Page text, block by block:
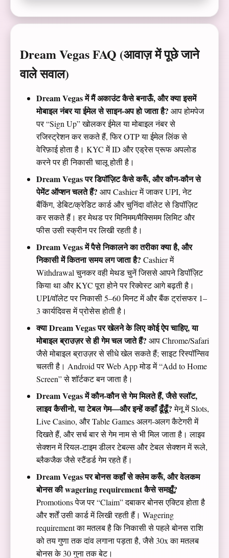
Dream Vegas FAQ (आवाज़ में पूछे जाने
वाले सवाल)
Dream Vegas में मैं अकाउंट कैसे बनाऊँ, और क्या इसमें
मोबाइल नंबर या ईमेल से साइन‑अप हो जाता है? आप होमपेज
पर “Sign Up” खोलकर ईमेल या मोबाइल नंबर से
रजिस्ट्रेशन कर सकते हैं, फिर OTP या ईमेल लिंक से
वेरिफ़ाई होता है। KYC में ID और एड्रेस प्रूफ अपलोड
करने पर ही निकासी चालू होती है।
Dream Vegas पर डिपॉज़िट कैसे करूँ, और कौन‑कौन से
पेमेंट ऑप्शन चलते हैं? आप Cashier में जाकर UPI, नेट
बैंकिंग, डेबिट/क्रेडिट कार्ड और चुनिंदा वॉलेट से डिपॉज़िट
कर सकते हैं। हर मेथड पर मिनिमम/मैक्सिमम लिमिट और
फीस उसी स्क्रीन पर लिखी रहती है।
Dream Vegas में पैसे निकालने का तरीका क्या है, और
निकासी में कितना समय लग जाता है? Cashier में
Withdrawal चुनकर वही मेथड चुनें जिससे आपने डिपॉज़िट
किया था और KYC पूरा होने पर रिक्वेस्ट आगे बढ़ती है।
UPI/वॉलेट पर निकासी 5–60 मिनट में और बैंक ट्रांसफर 1–
3 कार्यदिवस में प्रोसेस होती है।
क्या Dream Vegas पर खेलने के लिए कोई ऐप चाहिए, या
मोबाइल ब्राउज़र से ही गेम चल जाते हैं? आप Chrome/Safari
जैसे मोबाइल ब्राउज़र से सीधे खेल सकते हैं; साइट रिस्पॉन्सिव
चलती है। Android पर Web App मोड में “Add to Home
Screen” से शॉर्टकट बन जाता है।
Dream Vegas में कौन‑कौन से गेम मिलते हैं, जैसे स्लॉट,
लाइव कैसीनो, या टेबल गेम—और इन्हें कहाँ ढूँढूँ?मेनू में Slots,
Live Casino, और Table Games अलग‑अलग कैटेगरी में
दिखते हैं, और सर्च बार से गेम नाम से भी मिल जाता है। लाइव
सेक्शन में रियल‑टाइम डीलर टेबल्स और टेबल सेक्शन में रूले,
ब्लैकजैक जैसे स्टैंडर्ड गेम रहते हैं।
Dream Vegas पर बोनस कहाँ से क्लेम करूँ, और वेलकम
बोनस की wagering requirement कैसे समझूँ?
Promotions पेज पर “Claim” दबाकर बोनस एक्टिव होता है
और शर्तें उसी कार्ड में लिखी रहती हैं। Wagering
requirement का मतलब है कि निकासी से पहले बोनस राशि
को तय गुणा तक दांव लगाना पड़ता है, जैसे 30x का मतलब
बोनस के 30 गुना तक बेट।